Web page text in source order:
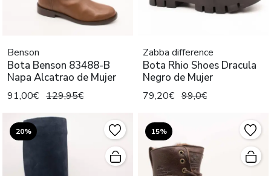
Benson
Bota Benson 83488-B
Napa Alcatrao de Mujer
91,00€ 129,95€
Zabba difference
Bota Rhio Shoes Dracula
Negro de Mujer
79,20€ 99,0€
20% 15%